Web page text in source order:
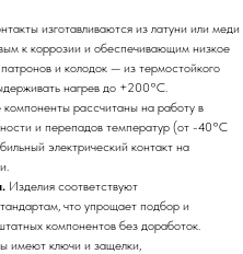
изготавливаются из латуни или меди
к коррозии и обеспечивающим низкое
и колодок — из термостойкого
нагрев до +200°C.
компоненты рассчитаны на работу в
и перепадов температур (от -40°C
электрический контакт на
Изделия соответствуют
что упрощает подбор и
компонентов без доработок.
имеют ключи и защелки,